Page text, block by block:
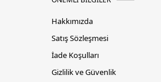
Hakkımızda
Satış Sözleşmesi
İade Koşulları
Gizlilik ve Güvenlik